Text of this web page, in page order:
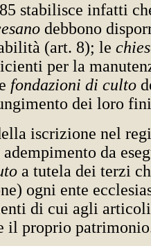
stabilisce infatti
debbono
(art. 8); le
per la
fondazioni di culto
dei loro
iscrizione nel
da
a tutela dei terzi
ogni ente
di cui agli
il proprio